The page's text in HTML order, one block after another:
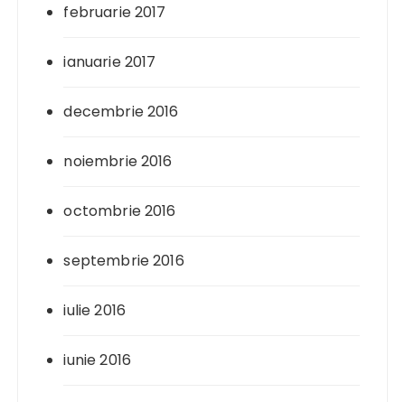
februarie 2017
ianuarie 2017
decembrie 2016
noiembrie 2016
octombrie 2016
septembrie 2016
iulie 2016
iunie 2016